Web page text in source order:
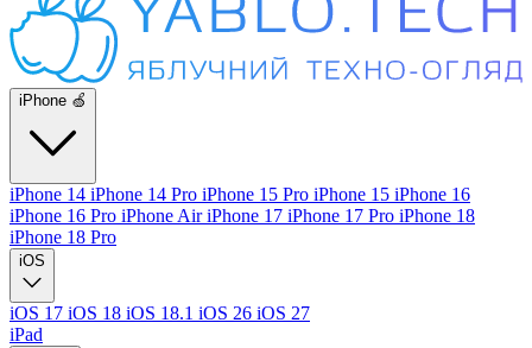
iPhone 🍏
iPhone 14 iPhone 14 Pro iPhone 15 Pro iPhone 15 iPhone 16
iPhone 16 Pro iPhone AiriPhone 17 iPhone 17 Pro iPhone 18
iPhone 18 Pro
iOS
iOS 17 iOS 18 iOS 18.1 iOS 26 iOS 27
iPad